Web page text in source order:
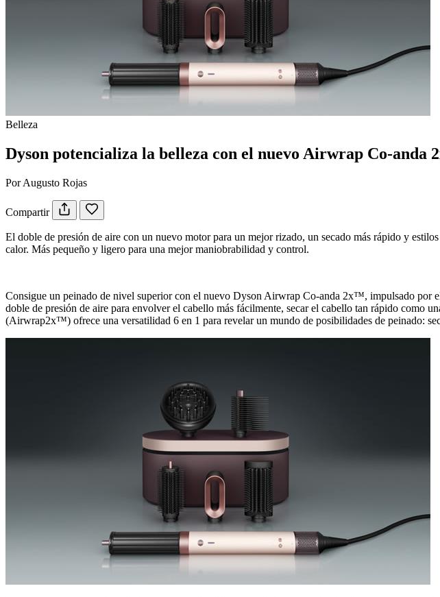
Belleza
Dyson potencializa la belleza con el nuevo Airwrap Co-
Por Augusto Rojas
Compartir
El doble de presión de aire con un nuevo motor para un mejor rizado, un secado más rápido y
calor. Más pequeño y ligero para una mejor maniobrabilidad y control.
Consigue un peinado de nivel superior con el nuevo Dyson Airwrap Co-anda 2x™, impulsado
doble de presión de aire para envolver el cabello más fácilmente, secar el cabello tan rápido como
(Airwrap2x™) ofrece una versatilidad 6 en 1 para revelar un mundo de posibilidades de peinado: